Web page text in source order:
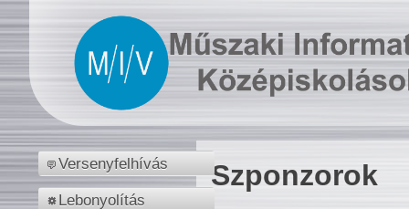
Versenyfelhívás
Lebonyolítás
Szponzorok